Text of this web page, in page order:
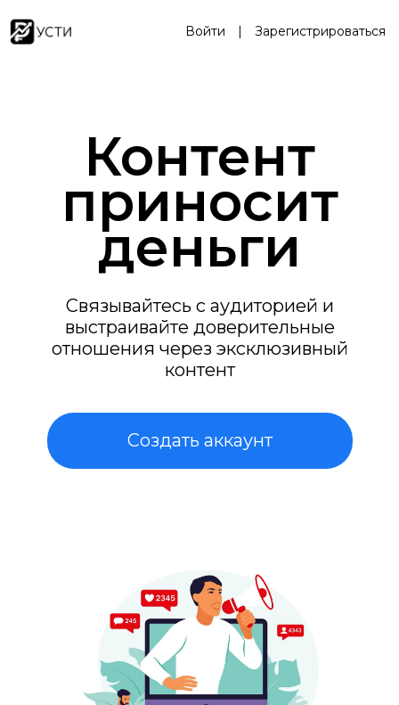
Войти | Зарегистрироваться
Контент
приносит
деньги
Связывайтесь с аудиторией и
выстраивайте доверительные
отношения через эксклюзивный
контент
Создать аккаунт